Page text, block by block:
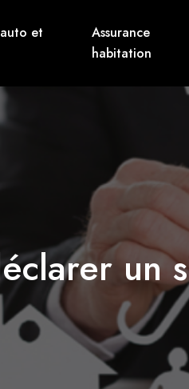
et
Assurance
habitation
un